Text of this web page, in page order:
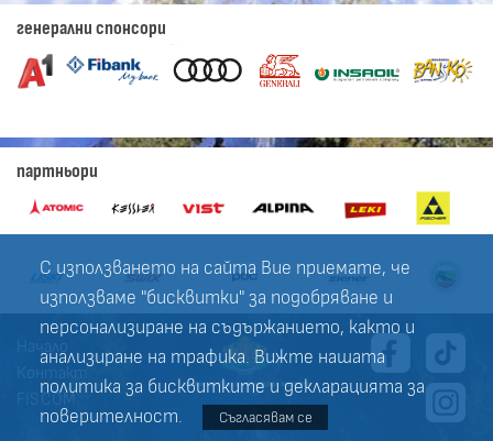
С използването на сайта Вие приемате, че
използваме "бисквитки" за подобряване и
персонализиране на съдържанието, както и
анализиране на трафика. Вижте нашата
политика за бисквитките и декларацията за
поверителност. Съгласявам се
генерални спонсори
партньори